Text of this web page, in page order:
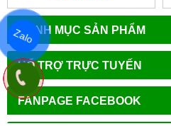
DANH MỤC SẢN PHẨM
HỔ TRỢ TRỰC TUYẾN
FANPAGE FACEBOOK
Zalo